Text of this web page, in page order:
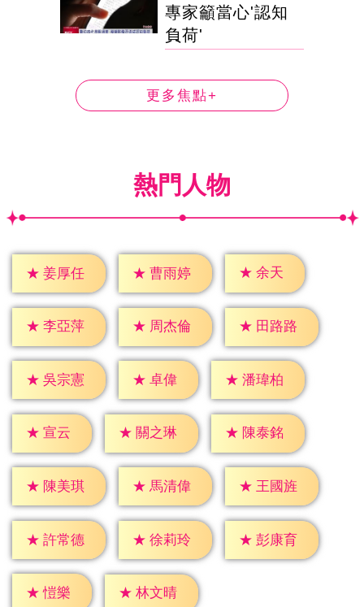
專家籲當心'認知
負荷'
更多焦點+
熱門人物
★ 姜厚任 ★ 曹雨婷 ★ 余天
★ 李亞萍 ★ 周杰倫 ★ 田路路
★ 吳宗憲 ★ 卓偉 ★ 潘瑋柏
★ 宣云 ★ 關之琳 ★ 陳泰銘
★ 陳美琪 ★ 馬清偉 ★ 王國旌
★ 許常德 ★ 徐莉玲 ★ 彭康育
★ 愷樂 ★ 林文晴